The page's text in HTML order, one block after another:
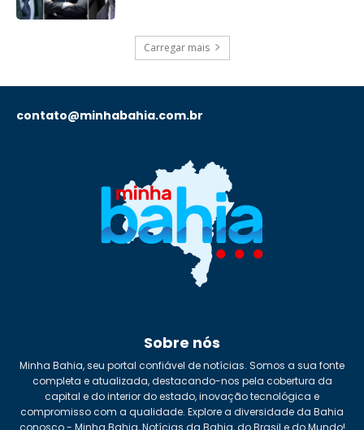
Carregar mais
contato@minhabahia.com.br
Sobre nós
Minha Bahia, seu portal confiável de notícias. Somos a sua fonte
completa e atualizada, destacando-nos pela cobertura da
capital e do interior do estado, inovação tecnológica e
compromisso com a qualidade. Explore a diversidade da Bahia
conosco - Minha Bahia, Notícias da Bahia, do Brasil e do Mundo!